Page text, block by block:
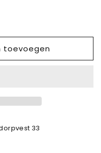
toevoegen
33